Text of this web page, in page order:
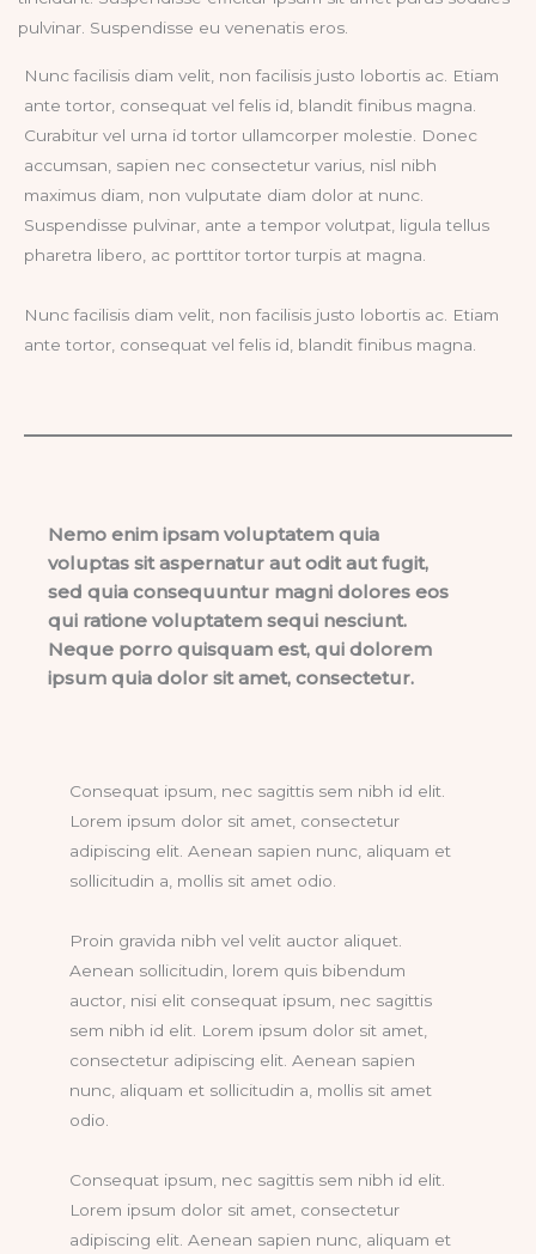
pulvinar. Suspendisse eu venenatis eros.
Nunc facilisis diam velit, non facilisis justo lobortis ac. Etiam
ante tortor, consequat vel felis id, blandit finibus magna.
Curabitur vel urna id tortor ullamcorper molestie. Donec
accumsan, sapien nec consectetur varius, nisl nibh
maximus diam, non vulputate diam dolor at nunc.
Suspendisse pulvinar, ante a tempor volutpat, ligula tellus
pharetra libero, ac porttitor tortor turpis at magna.
Nunc facilisis diam velit, non facilisis justo lobortis ac. Etiam
ante tortor, consequat vel felis id, blandit finibus magna.
Nemo enim ipsam voluptatem quia
voluptas sit aspernatur aut odit aut fugit,
sed quia consequuntur magni dolores eos
qui ratione voluptatem sequi nesciunt.
Neque porro quisquam est, qui dolorem
ipsum quia dolor sit amet, consectetur.
Consequat ipsum, nec sagittis sem nibh id elit.
Lorem ipsum dolor sit amet, consectetur
adipiscing elit. Aenean sapien nunc, aliquam et
sollicitudin a, mollis sit amet odio.
Proin gravida nibh vel velit auctor aliquet.
Aenean sollicitudin, lorem quis bibendum
auctor, nisi elit consequat ipsum, nec sagittis
sem nibh id elit. Lorem ipsum dolor sit amet,
consectetur adipiscing elit. Aenean sapien
nunc, aliquam et sollicitudin a, mollis sit amet
odio.
Consequat ipsum, nec sagittis sem nibh id elit.
Lorem ipsum dolor sit amet, consectetur
adipiscing elit. Aenean sapien nunc, aliquam et